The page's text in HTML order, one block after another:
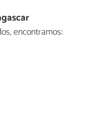
encontramos: